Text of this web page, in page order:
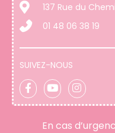
137 Rue du
01 48 06 38 19
SUIVEZ-NOUS
En cas